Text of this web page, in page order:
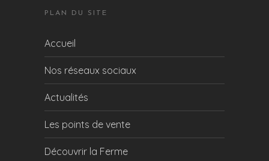
PLAN DU SITE
Accueil
Nos réseaux sociaux
Actualités
Les points de vente
Découvrir la Ferme